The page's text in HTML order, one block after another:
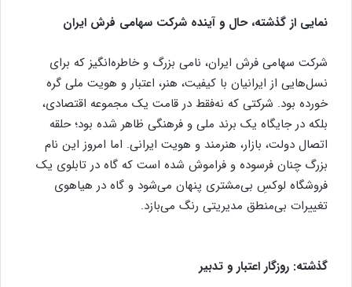
نمایی از گذشته، حال و آینده شرکت سهامی فرش ایران
شرکت سهامی فرش ایران، نامی بزرگ و خاطره‌انگیز که برای
نسل‌هایی از ایرانیان با کیفیت، هنر، اعتبار و هویت ملی گره
خورده بود. شرکتی که نه‌فقط در قامت یک مجموعه اقتصادی،
بلکه در جایگاه یک برند ملی و فرهنگی ظاهر شده بود؛ حلقه
اتصال دولت، بازار، هنرمند و هویت ایرانی. اما امروز این نام
بزرگ چنان فرسوده و فراموش شده است که گاه در تابلوی یک
فروشگاه لوکسِ بی‌مشتری پنهان می‌شود و گاه در هیاهوی
تغییرات بی‌منطق مدیریتی رنگ می‌بازد.
گذشته: روزگار اعتبار و تدبیر